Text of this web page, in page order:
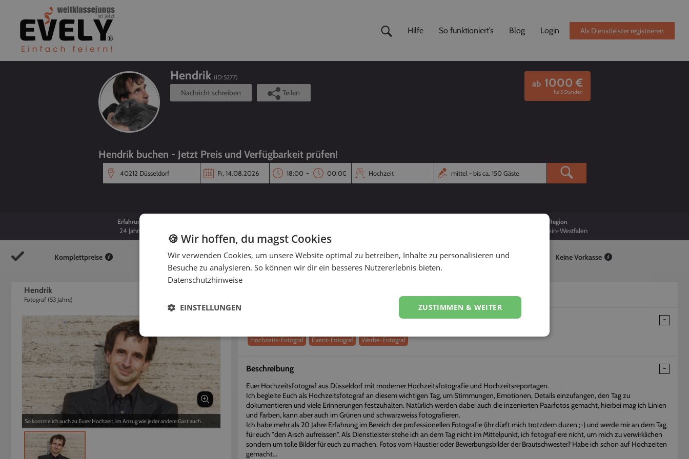
Hilfe So funktioniert’s Blog Login Als Dienstleister registrieren
Hendrik (ID:5277)
Nachricht schreiben Teilen
ab 1000 €
für 5 Stunden
Hendrik buchen - Jetzt Preis und Verfügbarkeit prüfen!
-
Erfahrung
24 Jahre
Region
Nordrhein-Westfalen
Komplettpreise Sofort buchen Flexibel stornieren Keine Vorkasse
Hendrik
Fotograf (53 Jahre)
So komme ich auch zu Eurer Hochzeit, im Anzug wie jeder andere Gast auch...
Erhalte einen persönlichen Eindruck vom Dienstleister
Hochzeits-Fotograf Event-Fotograf Werbe-Fotograf
Beschreibung
Euer Hochzeitsfotograf aus Düsseldorf mit moderner Hochzeitsfotografie und Hochzeitsreportagen.
Ich begleite Euch als Hochzeitsfotograf an diesem wichtigen Tag, um Stimmungen, Emotionen, Details einzufangen, den Tag zu
dokumentieren und viele Erinnerungen festzuhalten. Natürlich werden dabei auch die inzenierten Paarfotos gemacht, hierbei mag ich Linien
und Farben, kann aber auch im Grünen und schwarzweiss fotografieren.
Ich habe mehr als 20 Jahre Erfahrung im Bereich der professionellen Fotografie (ihr dürft mich trotzdem duzen ;-) und werde mir an dem Tag
für euch "den Arsch aufreissen". Als Dienstleister stehe ich an dem Tag nicht im Mittelpunkt, ich fotografiere nicht, um mich zu verwirklichen
sondern um tolle Bilder für euch zu machen. Fotos vom Haustier oder Bewerbungsbilder der Brautschwester? Habe ich schon auf Hochzeiten
gemacht...
🍪 Wir hoffen, du magst Cookies
Wir verwenden Cookies, um unsere Website optimal zu betreiben, Inhalte zu personalisieren und
Besuche zu analysieren. So können wir dir ein besseres Nutzererlebnis bieten.
Datenschutzhinweise
ZUSTIMMEN & WEITER
EINSTELLUNGEN